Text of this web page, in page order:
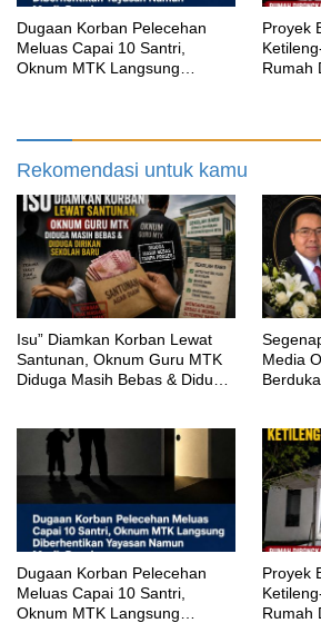
‎Dugaan Korban Pelecehan
Meluas Capai 10 Santri,
Oknum MTK Langsung
Proyek
Rumah
Rekomendasi untuk kamu
‎Isu” Diamkan Korban Lewat
Santunan, Oknum Guru MTK
Diduga Masih Bebas & Diduga
Media
‎Dugaan Korban Pelecehan
Meluas Capai 10 Santri,
Oknum MTK Langsung
Proyek
Rumah